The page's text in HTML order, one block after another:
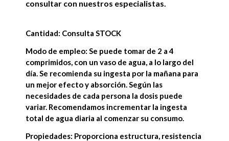
consultar con nuestros especialistas.
Cantidad: Consulta STOCK
Modo de empleo: Se puede tomar de 2 a 4
comprimidos, con un vaso de agua, a lo largo del
día. Se recomienda su ingesta por la mañana para
un mejor efecto y absorción. Según las
necesidades de cada persona la dosis puede
variar. Recomendamos incrementar la ingesta
total de agua diaria al comenzar su consumo.
Propiedades: Proporciona estructura, resistencia